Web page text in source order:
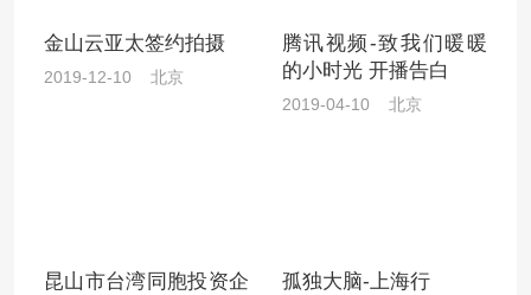
金山云亚太签约拍摄
2019-12-10 北京
腾讯视频-致我们暖暖
的小时光 开播告白
2019-04-10 北京
昆山市台湾同胞投资企
孤独大脑-上海行